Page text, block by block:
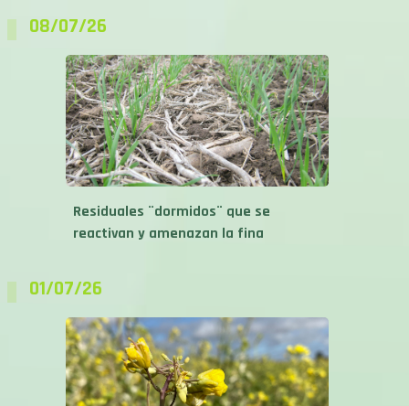
08/07/26
Residuales ¨dormidos¨ que se
reactivan y amenazan la fina
01/07/26